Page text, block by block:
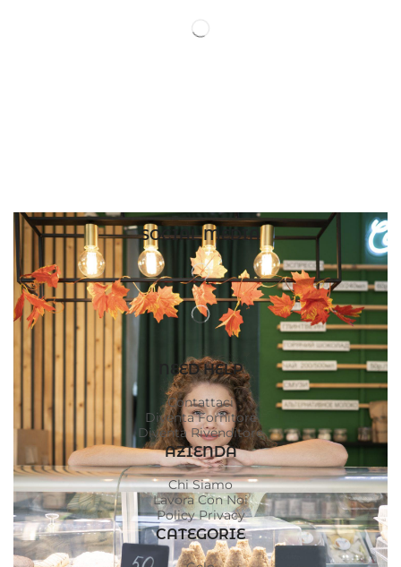
SOCIAL MEDIA
NEED HELP
Contattaci
Diventa Fornitore
Diventa Rivenditore
AZIENDA
Chi Siamo
Lavora Con Noi
Policy Privacy
CATEGORIE